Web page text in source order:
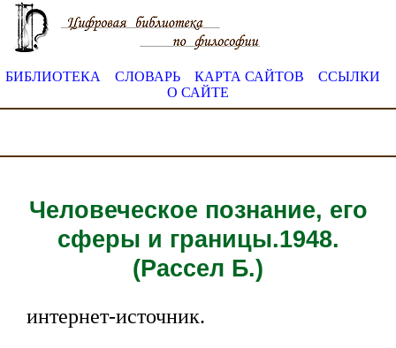
БИБЛИОТЕКА СЛОВАРЬ КАРТА САЙТОВ
ССЫЛКИ
О САЙТЕ
Человеческое познание, его
сферы и границы.1948.
(Рассел Б.)
интернет-источник.